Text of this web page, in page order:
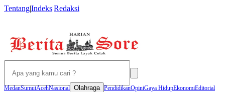
Tentang|Indeks|Redaksi
MedanSumutAcehNasional Olahraga PendidikanOpiniGaya HidupEkonomiEditorial